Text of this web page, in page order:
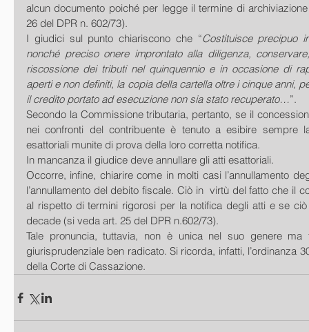
alcun documento poiché per legge il termine di
26 del DPR n. 602/73).
I giudici sul punto chiariscono che “Costituisce precipuo
nonché preciso onere improntato alla diligenza,
riscossione dei tributi nel quinquennio e in occasione di
aperti e non definiti, la copia della cartella oltre i cinque anni,
il credito portato ad esecuzione non sia stato recuperato…”.
Secondo la Commissione tributaria, pertanto, se il
nei confronti del contribuente è tenuto a esibire sempre
esattoriali munite di prova della loro corretta notifica.
In mancanza il giudice deve annullare gli atti esattoriali.
Occorre, infine, chiarire come in molti casi l’annullamento
l’annullamento del debito fiscale. Ciò in  virtù del fatto che il
al rispetto di termini rigorosi per la notifica degli atti e se
decade (si veda art. 25 del DPR n.602/73).
Tale pronuncia, tuttavia, non è unica nel suo genere
giurisprudenziale ben radicato. Si ricorda, infatti, l’ordinanza
della Corte di Cassazione.